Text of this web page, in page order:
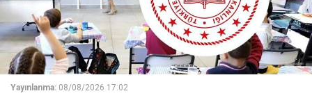
Yayınlanma: 08/08/2026 17:02